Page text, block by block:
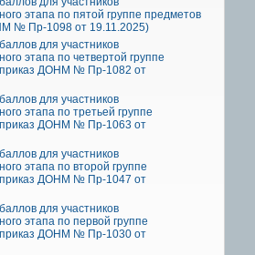
этапа по пятой группе предметов
№ Пр-1098 от 19.11.2025)
для участников
этапа по четвертой группе
ДОНМ № Пр-1082 от
для участников
этапа по третьей группе
ДОНМ № Пр-1063 от
для участников
этапа по второй группе
ДОНМ № Пр-1047 от
для участников
этапа по первой группе
ДОНМ № Пр-1030 от